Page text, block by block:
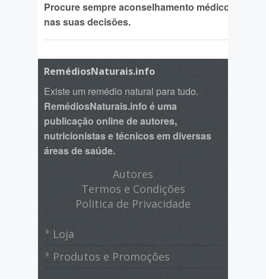
Procure sempre aconselhamento médico
nas suas decisões.
RemédiosNaturais.info
Existe um remédio natural para tudo.
RemédiosNaturais.info é uma
publicação online de autores,
nutricionistas e técnicos em diversas
áreas de saúde.
Autores
Termos e Condições
Politica de Privacidade
Loja
Produtos e Promoções